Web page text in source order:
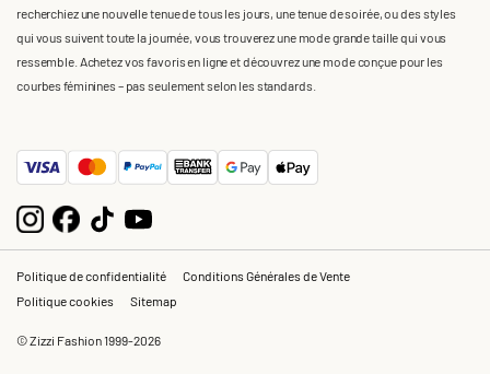
recherchiez une nouvelle tenue de tous les jours, une tenue de soirée, ou des styles
qui vous suivent toute la journée, vous trouverez une mode grande taille qui vous
ressemble. Achetez vos favoris en ligne et découvrez une mode conçue pour les
courbes féminines – pas seulement selon les standards.
Politique de confidentialité
Conditions Générales de Vente
Politique cookies
Sitemap
© Zizzi Fashion 1999-2026